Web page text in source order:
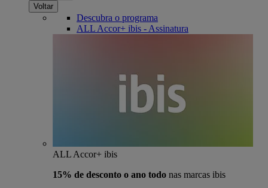
Voltar
Descubra o programa
ALL Accor+ ibis - Assinatura
ALL Accor+ ibis
15% de desconto o ano todo nas marcas ibis